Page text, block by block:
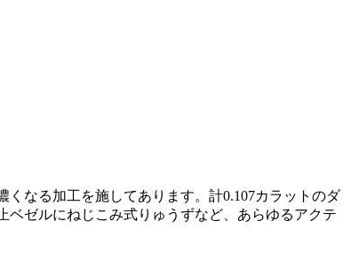
なる加工を施してあります。計0.107カラットのダ
ゼルにねじこみ式りゅうずなど、あらゆるアクテ